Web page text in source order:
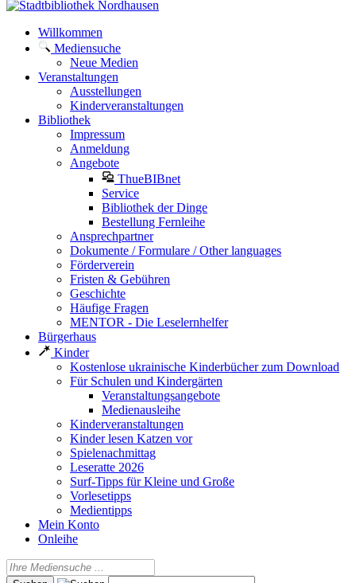
Willkommen
Mediensuche
Neue Medien
Veranstaltungen
Ausstellungen
Kinderveranstaltungen
Bibliothek
Impressum
Anmeldung
Angebote
ThueBIBnet
Service
Bibliothek der Dinge
Bestellung Fernleihe
Ansprechpartner
Dokumente / Formulare / Other languages
Förderverein
Fristen & Gebühren
Geschichte
Häufige Fragen
MENTOR - Die Leselernhelfer
Bürgerhaus
Kinder
Kostenlose ukrainische Kinderbücher zum Download
Für Schulen und Kindergärten
Veranstaltungsangebote
Medienausleihe
Kinderveranstaltungen
Kinder lesen Katzen vor
Spielenachmittag
Leseratte 2026
Surf-Tipps für Kleine und Große
Vorlesetipps
Medientipps
Mein Konto
Onleihe